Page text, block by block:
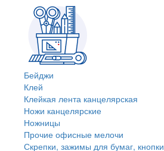
Бейджи
Клей
Клейкая лента канцелярская
Ножи канцелярские
Ножницы
Прочие офисные мелочи
Скрепки, зажимы для бумаг, кнопки